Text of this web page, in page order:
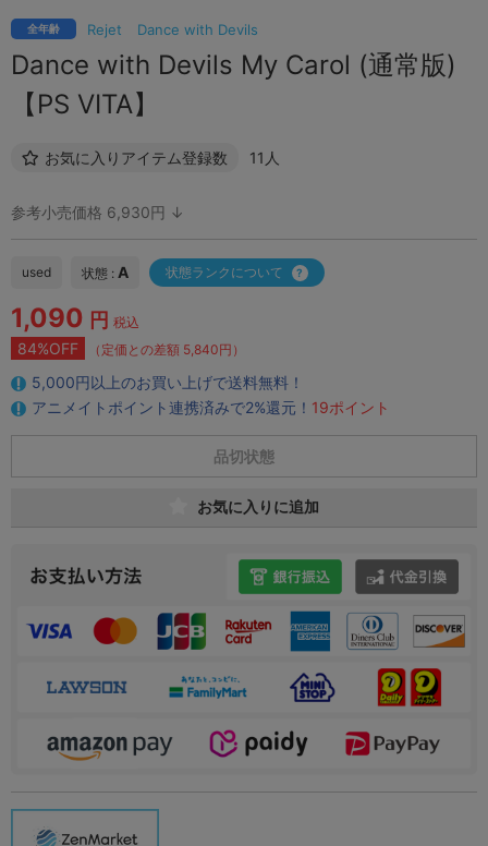
Rejet Dance with Devils
全年齢
Dance with Devils My Carol (通常版)
【PS VITA】
お気に入りアイテム登録数 11人
参考小売価格 6,930円 ↓
used 状態 : A 状態ランクについて
1,090 円 税込
84%OFF （定価との差額 5,840円）
5,000円以上のお買い上げで送料無料！
アニメイトポイント連携済みで2%還元！ 19ポイント
品切状態
お気に入りに追加